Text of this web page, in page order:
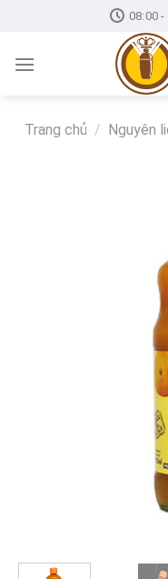
content
08:00 -
Trang chủ / Nguyên